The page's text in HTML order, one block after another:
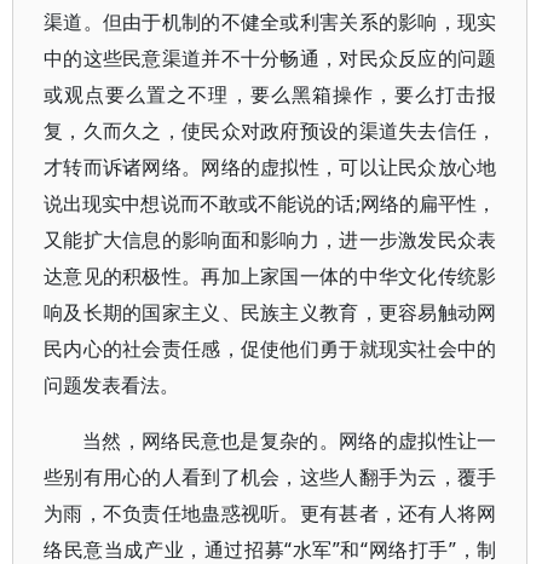
渠道。但由于机制的不健全或利害关系的影响，现实
中的这些民意渠道并不十分畅通，对民众反应的问题
或观点要么置之不理，要么黑箱操作，要么打击报
复，久而久之，使民众对政府预设的渠道失去信任，
才转而诉诸网络。网络的虚拟性，可以让民众放心地
说出现实中想说而不敢或不能说的话;网络的扁平性，
又能扩大信息的影响面和影响力，进一步激发民众表
达意见的积极性。再加上家国一体的中华文化传统影
响及长期的国家主义、民族主义教育，更容易触动网
民内心的社会责任感，促使他们勇于就现实社会中的
问题发表看法。
当然，网络民意也是复杂的。网络的虚拟性让一
些别有用心的人看到了机会，这些人翻手为云，覆手
为雨，不负责任地蛊惑视听。更有甚者，还有人将网
络民意当成产业，通过招募“水军”和“网络打手”，制